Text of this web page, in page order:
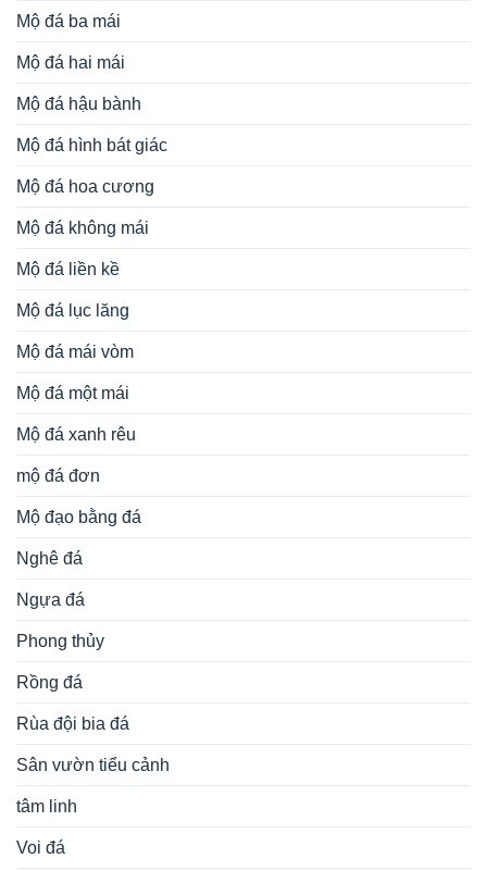
Mộ đá ba mái
Mộ đá hai mái
Mộ đá hậu bành
Mộ đá hình bát giác
Mộ đá hoa cương
Mộ đá không mái
Mộ đá liền kề
Mộ đá lục lăng
Mộ đá mái vòm
Mộ đá một mái
Mộ đá xanh rêu
mộ đá đơn
Mộ đạo bằng đá
Nghê đá
Ngựa đá
Phong thủy
Rồng đá
Rùa đội bia đá
Sân vườn tiểu cảnh
tâm linh
Voi đá